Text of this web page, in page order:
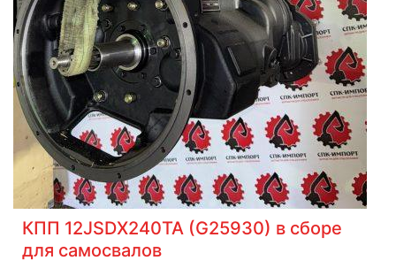
КПП 12JSDX240TA (G25930) в сборе
для самосвалов